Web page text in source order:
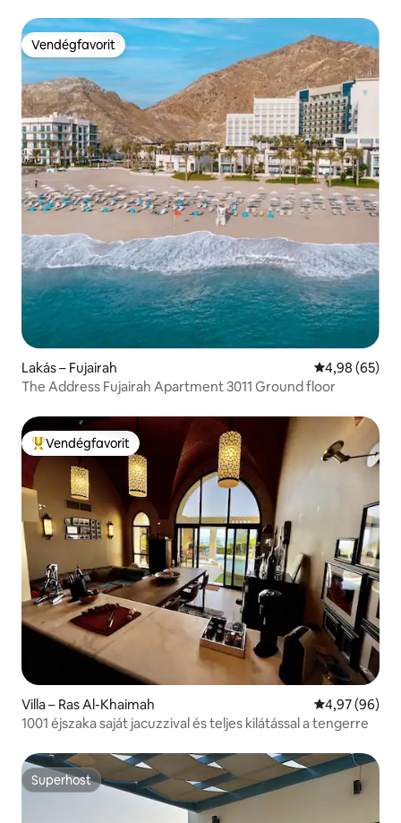
Vendégfavorit
Vendégfavorit
Lakás – Fujairah Átlagos
4,98 (65)
The Address Fujairah Apartment 3011 Ground floor
Kiemelt vendégfavorit
Vendégfavorit
Villa – Ras Al-Khaimah Átlagos
4,97 (96)
1001 éjszaka saját jacuzzival és teljes kilátással a tengerre
Superhost
Superhost